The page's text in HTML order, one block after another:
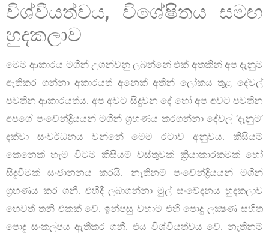
විශ්වීයත්වය, විශේෂිතය සමඟ
හුදකලාව
මෙම ආකාරය මගින් උගන්වනු ලබන්නේ එක් අතකින් අප දැනුම
ඇතිකර ගන්නා අකාරයත් අනෙක් අතින් ලෝකය තුළ දේවල්
පවතින ආකාරයත්ය. අප අවට සිදුවන දේ හෝ අප අවට පවතින
අපගේ පංචේන්ද්‍රියයන් මගින් ග්‍රහණය කරගන්නා දේවල් ‘දැනුම’
දක්වා සංවර්ධනය වන්නේ මෙම රටාව අනුවය. කිසියම්
කෙනෙක් හැම විටම කිසියම් වස්තුවක් ක්‍රියාකාරකමක් හෝ
සිදුවීමක් සංජානනය කරයි. නැතිනම් පංචේන්ද්‍රියයන් මගින්
ග්‍රහණය කර ගනී. එහිදී ලබාගන්නා මුල් සංවේදනය හුදකලාව
හෙවත් තනි එකක් වේ. ඉන්පසු වහාම එහි පොදු ලක්‍ෂණ සහිත
පොදු සංකල්පය ඇතිකර ගනී. එය විශ්වීයත්වය වේ. නැතිනම්